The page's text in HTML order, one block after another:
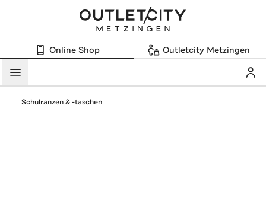
Online Shop Outletcity Metzingen
Menü
Schulranzen & -taschen